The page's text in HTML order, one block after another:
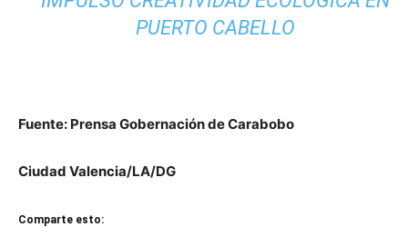
PUERTO CABELLO
Fuente: Prensa Gobernación de Carabobo
Ciudad Valencia/LA/DG
Comparte esto: